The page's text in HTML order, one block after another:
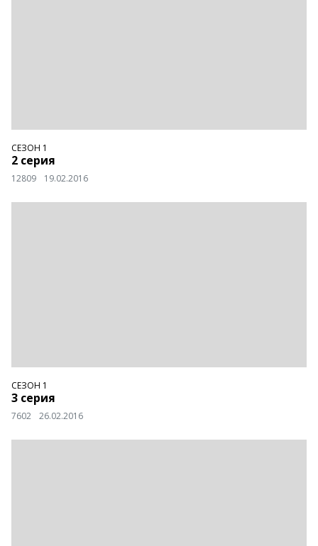
СЕЗОН 1
2 серия
12809 19.02.2016
СЕЗОН 1
3 серия
7602 26.02.2016